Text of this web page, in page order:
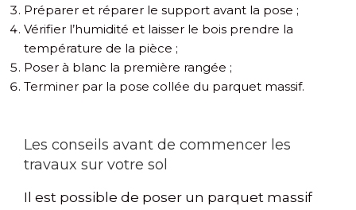
Préparer et réparer le support avant la pose ;
Vérifier l’humidité et laisser le bois prendre la
température de la pièce ;
Poser à blanc la première rangée ;
Terminer par la pose collée du parquet massif.
Les conseils avant de commencer les
travaux sur votre sol
Il est possible de poser un parquet massif